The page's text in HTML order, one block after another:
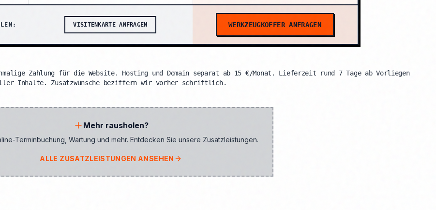
VISITENKARTE ANFRAGEN WERKZEUGKOFFER ANFRAGEN
Zahlung für die Website. Hosting und Domain separat ab 15 €/Monat. Lieferzeit rund 7 Tage ab Vorliegen
Inhalte. Zusatzwünsche beziffern wir vorher schriftlich.
Mehr rausholen?
Terminbuchung, Wartung und mehr. Entdecken Sie unsere Zusatzleistungen.
ALLE ZUSATZLEISTUNGEN ANSEHEN